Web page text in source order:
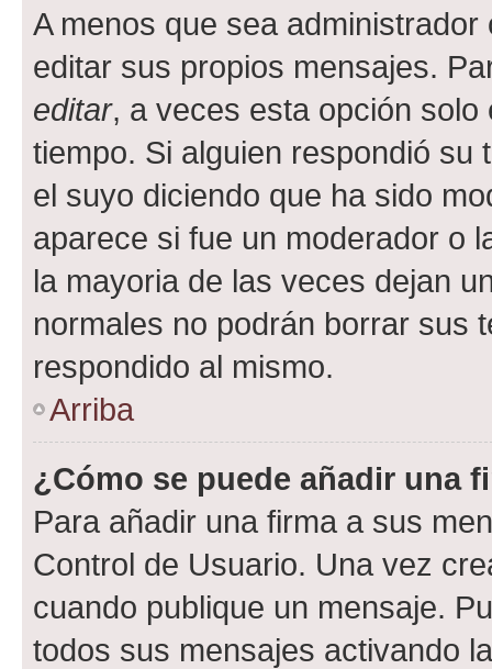
A menos que sea
editar sus propios mensajes.
editar, a veces esta opción
tiempo. Si alguien respondió su
el suyo diciendo que ha sido
aparece si fue un moderador o
la mayoria de las veces dejan
normales no podrán borrar sus
respondido al mismo.
Arriba
¿Cómo se puede añadir una
Para añadir una firma a sus
Control de Usuario. Una vez
cuando publique un mensaje.
todos sus mensajes activando